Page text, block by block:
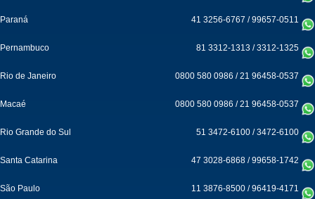
Paraná 41 3256-6767 /99657-0511
Pernambuco 81 3312-1313 /3312-1325
Rio de Janeiro 0800 580 0986 /21 96458-0537
Macaé 0800 580 0986 /21 96458-0537
Rio Grande do Sul 51 3472-6100 /3472-6100
Santa Catarina 47 3028-6868 /99658-1742
São Paulo 11 3876-8500 /96419-4171